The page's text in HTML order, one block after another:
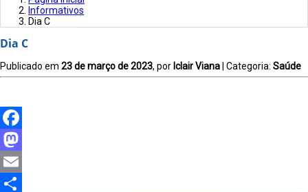
Informativos
Dia C
Dia C
Publicado em 23 de março de 2023, por Iclair Viana | Categoria: Saúde
Facebook
Mastodon
Email